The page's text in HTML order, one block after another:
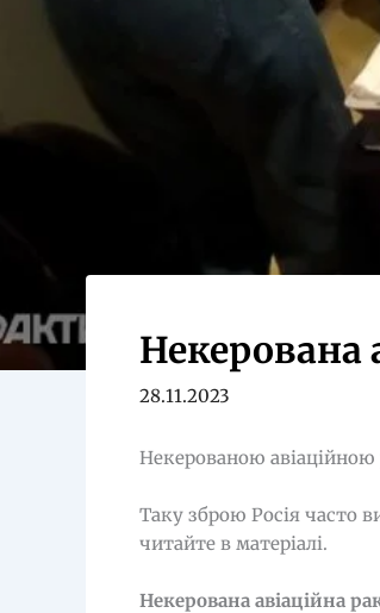
Некерована
28.11.2023
Некерованою авіаційною
Таку зброю Росія часто
читайте в матеріалі.
Некерована авіаційна